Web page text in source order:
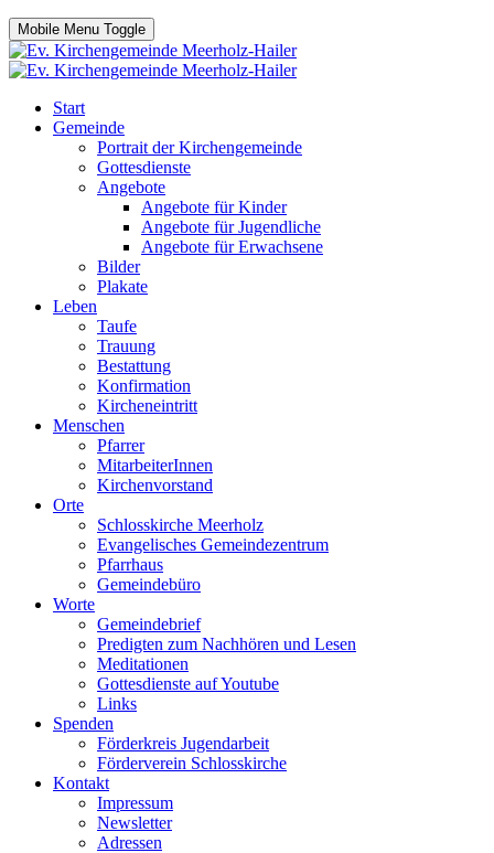
Mobile Menu Toggle
Start
Gemeinde
Portrait der Kirchengemeinde
Gottesdienste
Angebote
Angebote für Kinder
Angebote für Jugendliche
Angebote für Erwachsene
Bilder
Plakate
Leben
Taufe
Trauung
Bestattung
Konfirmation
Kircheneintritt
Menschen
Pfarrer
MitarbeiterInnen
Kirchenvorstand
Orte
Schlosskirche Meerholz
Evangelisches Gemeindezentrum
Pfarrhaus
Gemeindebüro
Worte
Gemeindebrief
Predigten zum Nachhören und Lesen
Meditationen
Gottesdienste auf Youtube
Links
Spenden
Förderkreis Jugendarbeit
Förderverein Schlosskirche
Kontakt
Impressum
Newsletter
Adressen